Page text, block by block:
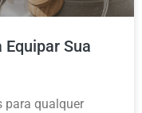
Sua
para qualquer